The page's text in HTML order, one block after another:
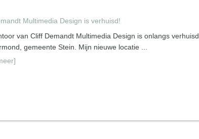
Multimedia Design is verhuisd!
van Cliff Demandt Multimedia Design is onlangs verhuisd
gemeente Stein. Mijn nieuwe locatie ...